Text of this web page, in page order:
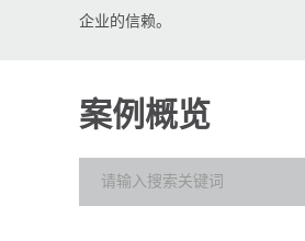
企业的信赖。
案例概览